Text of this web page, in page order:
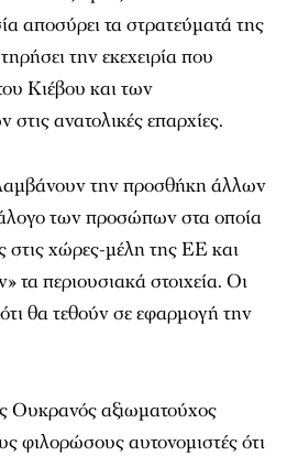
αποσύρει τα στρατεύματά της
την εκεχειρία που
Κιέβου και των
ανατολικές επαρχίες.
την προσθήκη άλλων
των προσώπων στα οποία
στις χώρες-μέλη της ΕΕ και
περιουσιακά στοιχεία. Οι
θα τεθούν σε εφαρμογή την
Ουκρανός αξιωματούχος
φιλορώσους αυτονομιστές ότι